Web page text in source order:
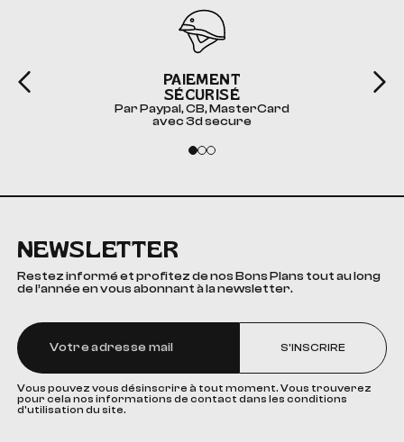
PAIEMENT
SÉCURISÉ
Par Paypal, CB, MasterCard
avec 3d secure
NEWSLETTER
Restez informé et profitez de nos Bons Plans tout au long
de l’année en vous abonnant à la newsletter.
S'INSCRIRE
Vous pouvez vous désinscrire à tout moment. Vous trouverez
pour cela nos informations de contact dans les conditions
d'utilisation du site.